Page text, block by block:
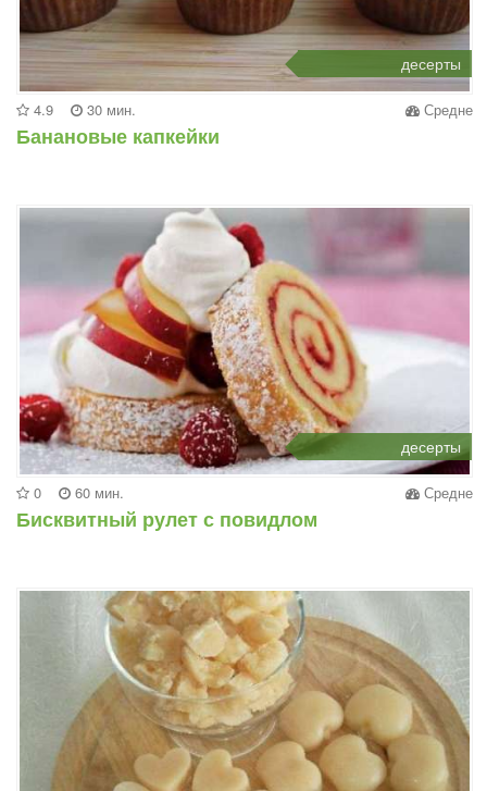
десерты
4.9 30 мин. Средне
Банановые капкейки
десерты
0 60 мин. Средне
Бисквитный рулет с повидлом